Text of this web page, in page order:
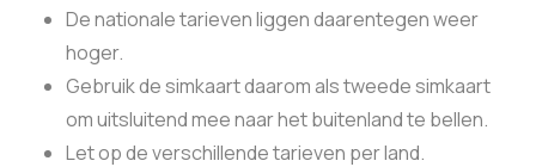
De nationale tarieven liggen daarentegen weer
hoger.
Gebruik de simkaart daarom als tweede simkaart
om uitsluitend mee naar het buitenland te bellen.
Let op de verschillende tarieven per land.